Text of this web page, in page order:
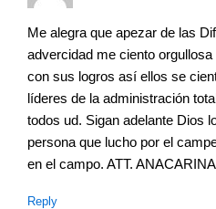
Me alegra que apezar de las
advercidad me ciento
con sus logros así ellos se
líderes de la administración
todos ud. Sigan adelante Dios
persona que lucho por el
en el campo. ATT.
Reply